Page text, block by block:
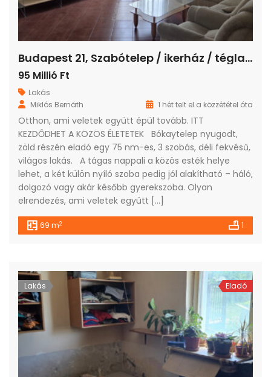
Budapest 21, Szabótelep / ikerház / tégla / 2 szoba / 70 m²
95 Millió Ft
Lakás
Miklós Bernáth
1 hét telt el a közzététel óta
Otthon, ami veletek együtt épül tovább. ITT
KEZDŐDHET A KÖZÖS ÉLETETEK Bókaytelep nyugodt,
zöld részén eladó egy 75 nm-es, 3 szobás, déli fekvésű,
világos lakás. A tágas nappali a közös esték helye
lehet, a két külön nyíló szoba pedig jól alakítható – háló,
dolgozó vagy akár később gyerekszoba. Olyan
elrendezés, ami veletek együtt […]
69 m2 1
Lakás Eladó